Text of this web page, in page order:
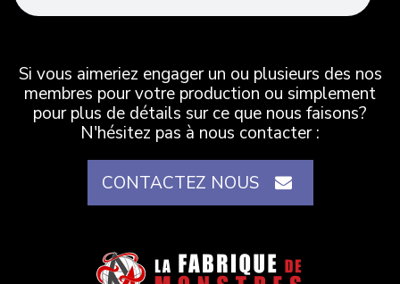
Si vous aimeriez engager un ou plusieurs des nos
membres pour votre production ou simplement
pour plus de détails sur ce que nous faisons?
N'hésitez pas à nous contacter :
CONTACTEZ NOUS